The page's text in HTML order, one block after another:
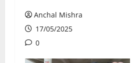
Anchal Mishra
17/05/2025
0